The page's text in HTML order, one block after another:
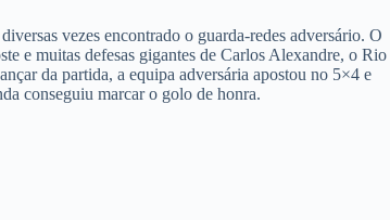
vezes encontrado o guarda-redes adversário. O
e muitas defesas gigantes de Carlos Alexandre, o Rio
da partida, a equipa adversária apostou no 5×4 e
conseguiu marcar o golo de honra.